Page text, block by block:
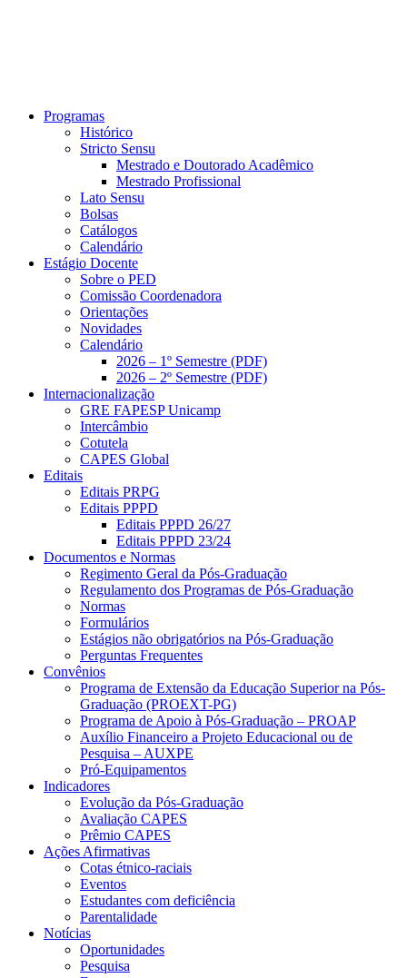
Programas
Histórico
Stricto Sensu
Mestrado e Doutorado Acadêmico
Mestrado Profissional
Lato Sensu
Bolsas
Catálogos
Calendário
Estágio Docente
Sobre o PED
Comissão Coordenadora
Orientações
Novidades
Calendário
2026 – 1º Semestre (PDF)
2026 – 2º Semestre (PDF)
Internacionalização
GRE FAPESP Unicamp
Intercâmbio
Cotutela
CAPES Global
Editais
Editais PRPG
Editais PPPD
Editais PPPD 26/27
Editais PPPD 23/24
Documentos e Normas
Regimento Geral da Pós-Graduação
Regulamento dos Programas de Pós-Graduação
Normas
Formulários
Estágios não obrigatórios na Pós-Graduação
Perguntas Frequentes
Convênios
Programa de Extensão da Educação Superior na Pós-
Graduação (PROEXT-PG)
Programa de Apoio à Pós-Graduação – PROAP
Auxílio Financeiro a Projeto Educacional ou de
Pesquisa – AUXPE
Pró-Equipamentos
Indicadores
Evolução da Pós-Graduação
Avaliação CAPES
Prêmio CAPES
Ações Afirmativas
Cotas étnico-raciais
Eventos
Estudantes com deficiência
Parentalidade
Notícias
Oportunidades
Pesquisa